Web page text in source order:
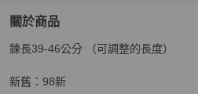
關於商品
關於Bvlgari 絕版品 750白K金項鍊
鍊長39-46公分 （可調整的長度）
新舊：98新